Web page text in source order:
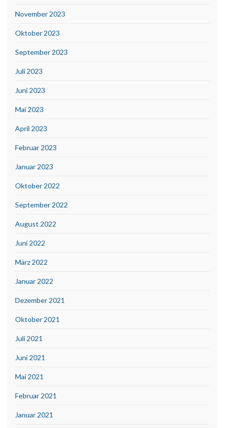
November 2023
Oktober 2023
September 2023
Juli 2023
Juni 2023
Mai 2023
April 2023
Februar 2023
Januar 2023
Oktober 2022
September 2022
August 2022
Juni 2022
März 2022
Januar 2022
Dezember 2021
Oktober 2021
Juli 2021
Juni 2021
Mai 2021
Februar 2021
Januar 2021